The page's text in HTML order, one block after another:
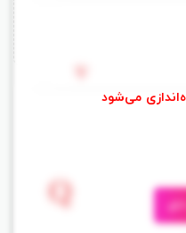
کافی شاپ لاوازا، سیتی
ناهار و شام می باشد.